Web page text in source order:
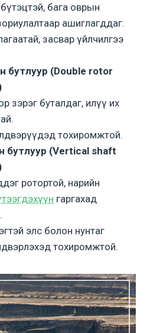
бага оврын
ашиглагддаг.
засвар үйлчилгээ
бутлуур (Double rotor
зэрэг буталдаг, илүү их
тохиромжтой.
бутлуур (Vertical shaft
ротортой, нарийн
гаргахад
элс болон нунтаг
тохиромжтой.